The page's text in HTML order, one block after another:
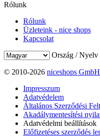
Rólunk
Rólunk
Üzleteink - nice shops
Kapcsolat
Ország / Nyelv
© 2010-2026 niceshops GmbH
Impresszum
Adatvédelem
Általános Szerződési
Akadálymentesítési
Adatvédelmi beállítások
Előfizetéses szerződés